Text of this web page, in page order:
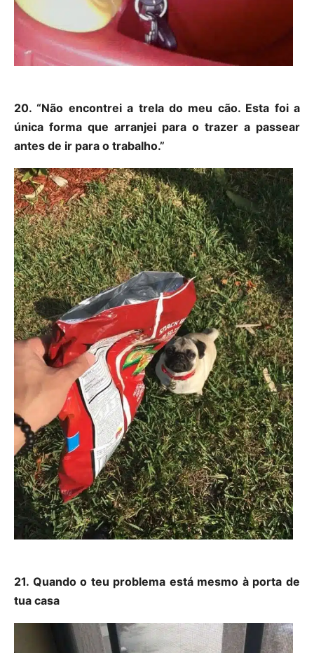
20. “Não encontrei a trela do meu cão. Esta foi a
única forma que arranjei para o trazer a passear
antes de ir para o trabalho.”
21. Quando o teu problema está mesmo à porta de
tua casa